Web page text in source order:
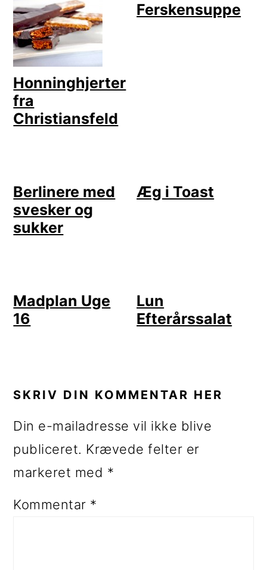
Honninghjerter
fra
Christiansfeld
Ferskensuppe
Berlinere med
svesker og
sukker
Æg i Toast
Madplan Uge
16
Lun
Efterårssalat
SKRIV DIN KOMMENTAR HER
Din e-mailadresse vil ikke blive
publiceret. Krævede felter er
markeret med *
Kommentar *